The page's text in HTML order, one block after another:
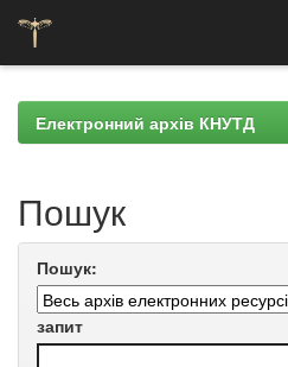
navigationЕлектронний архів КНУТД
Пошук
Пошук:
запит